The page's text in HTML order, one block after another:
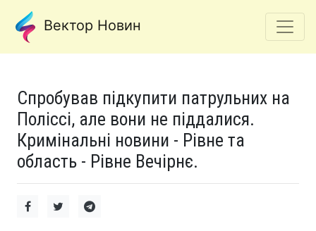
Вектор Новин
Спробував підкупити патрульних на
Поліссі, але вони не піддалися.
Кримінальні новини - Рівне та
область - Рівне Вечірнє.